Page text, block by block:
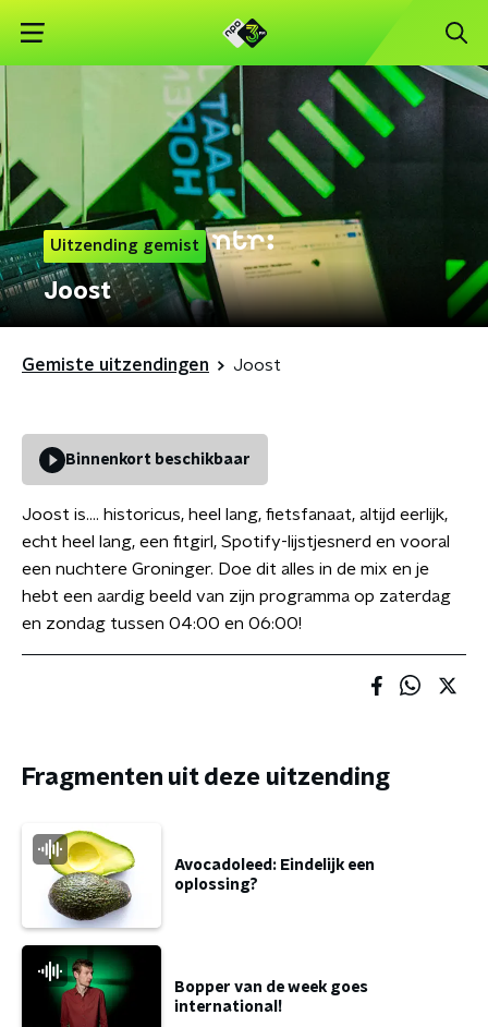
Uitzending gemist
Joost
Gemiste uitzendingen Joost
Binnenkort beschikbaar
Joost is…. historicus, heel lang, fietsfanaat, altijd eerlijk,
echt heel lang, een fitgirl, Spotify-lijstjesnerd en vooral
een nuchtere Groninger. Doe dit alles in de mix en je
hebt een aardig beeld van zijn programma op zaterdag
en zondag tussen 04:00 en 06:00!
Fragmenten uit deze uitzending
Avocadoleed: Eindelijk een
oplossing?
Bopper van de week goes
international!